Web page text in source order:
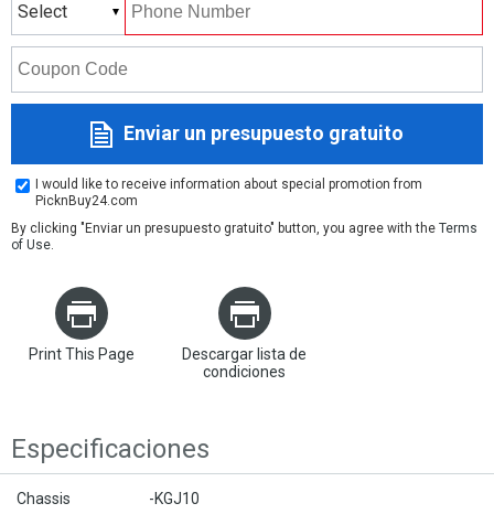
Select
Enviar un presupuesto gratuito
I would like to receive information about special promotion from
PicknBuy24.com
By clicking "Enviar un presupuesto gratuito" button, you agree with the Terms
of Use.
Print This Page
Descargar lista de
condiciones
Especificaciones
Chassis -KGJ10